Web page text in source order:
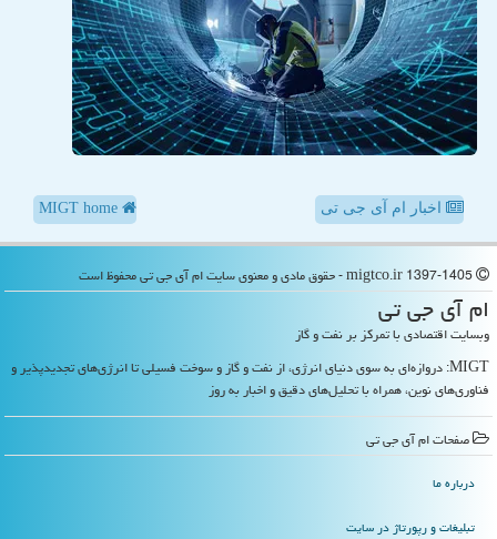
اخبار ام آی جی تی
ام آی جی تی
وبسایت اقتصادی با تمرکز بر نفت و گاز
MIGT: دروازه‌ای به سوی دنیای انرژی، از نفت و گاز و سوخت فسیلی تا انرژی‌های تجدیدپذیر و
فناوری‌های نوین، همراه با تحلیل‌های دقیق و اخبار به روز
صفحات ام آی جی تی
درباره ما
تبلیغات و رپورتاژ در سایت